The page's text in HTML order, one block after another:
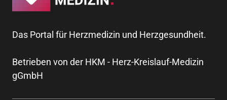
Das Portal für Herzmedizin und Herzgesundheit.
Betrieben von der HKM - Herz-Kreislauf-Medizin
gGmbH